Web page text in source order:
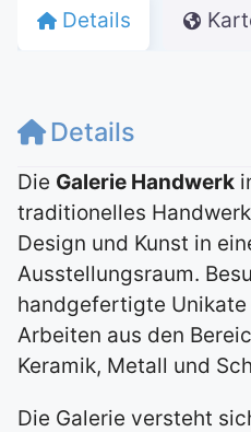
Details
Details
Die Galerie Handwerk
traditionelles
Design und Kunst in
Ausstellungsraum.
handgefertigte
Arbeiten aus den
Keramik, Metall und
Die Galerie versteht